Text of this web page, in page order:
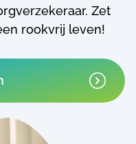
Zet
rookvrij leven!